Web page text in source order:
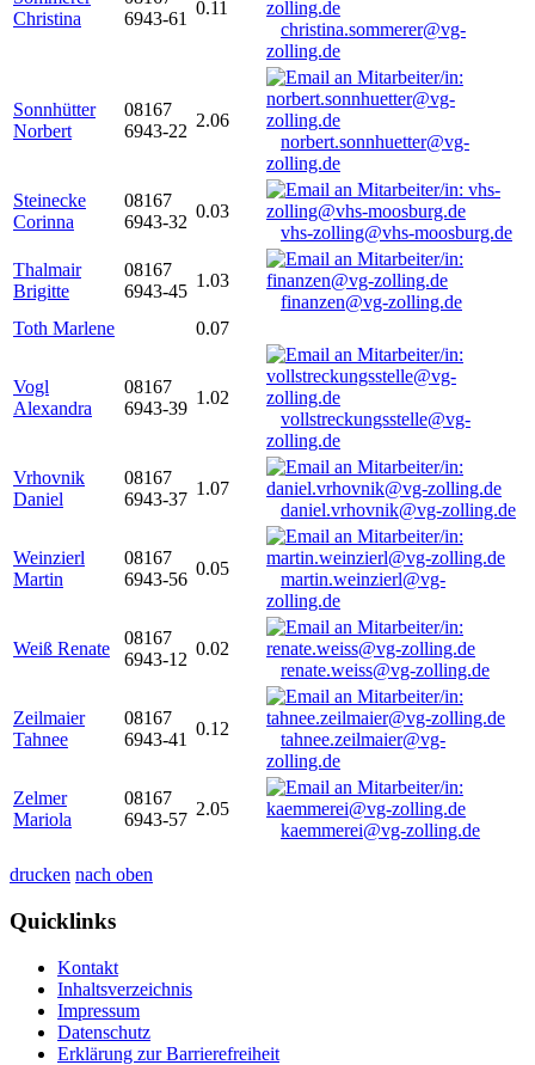
Christina
6943-61
0.11
christina.sommerer@vg-
zolling.de
Sonnhütter
Norbert
08167
6943-22
2.06
norbert.sonnhuetter@vg-
zolling.de
Steinecke
Corinna
08167
6943-32
0.03
vhs-zolling@vhs-moosburg.de
Thalmair
Brigitte
08167
6943-45
1.03
finanzen@vg-zolling.de
Toth Marlene
0.07
Vogl
Alexandra
08167
6943-39
1.02
vollstreckungsstelle@vg-
zolling.de
Vrhovnik
Daniel
08167
6943-37
1.07
daniel.vrhovnik@vg-zolling.de
Weinzierl
Martin
08167
6943-56
0.05
martin.weinzierl@vg-
zolling.de
Weiß Renate
08167
6943-12
0.02
renate.weiss@vg-zolling.de
Zeilmaier
Tahnee
08167
6943-41
0.12
tahnee.zeilmaier@vg-
zolling.de
Zelmer
Mariola
08167
6943-57
2.05
kaemmerei@vg-zolling.de
drucken nach oben
Quicklinks
Kontakt
Inhaltsverzeichnis
Impressum
Datenschutz
Erklärung zur Barrierefreiheit